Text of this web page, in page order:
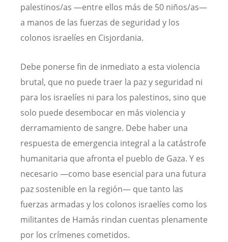
palestinos/as —entre ellos más de 50 niños/as—
a manos de las fuerzas de seguridad y los
colonos israelíes en Cisjordania.
Debe ponerse fin de inmediato a esta violencia
brutal, que no puede traer la paz y seguridad ni
para los israelíes ni para los palestinos, sino que
solo puede desembocar en más violencia y
derramamiento de sangre. Debe haber una
respuesta de emergencia integral a la catástrofe
humanitaria que afronta el pueblo de Gaza. Y es
necesario —como base esencial para una futura
paz sostenible en la región— que tanto las
fuerzas armadas y los colonos israelíes como los
militantes de Hamás rindan cuentas plenamente
por los crímenes cometidos.